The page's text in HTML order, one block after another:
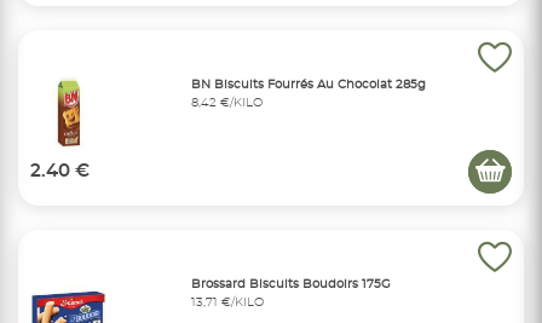
BN Biscuits Fourrés Au Chocolat 285g
8,42 €/KILO
2.40 €
Brossard Biscuits Boudoirs 175G
13,71 €/KILO